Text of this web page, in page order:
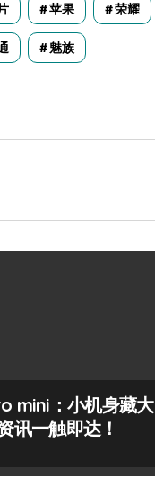
苹果 荣耀
魅族
mini：小机身藏大
讯一触即达！